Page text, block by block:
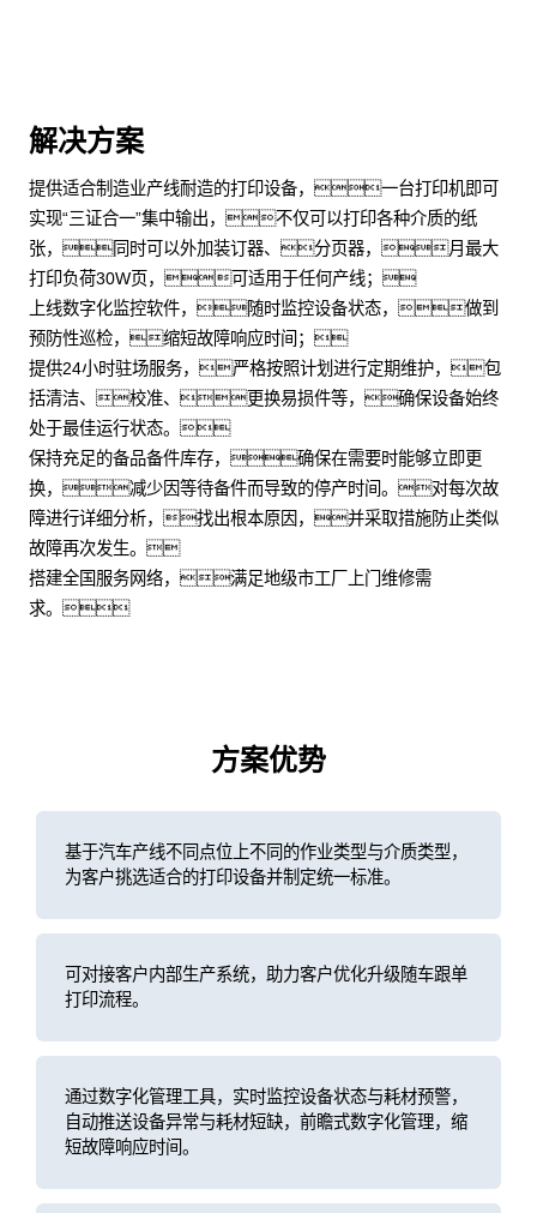
解决方案
提供适合制造业产线耐造的打印设备，一台打印机即可
实现“三证合一”集中输出，不仅可以打印各种介质的纸
张，同时可以外加装订器、分页器，月最大
打印负荷30W页，可适用于任何产线；
上线数字化监控软件，随时监控设备状态，做到
预防性巡检，缩短故障响应时间；
提供24小时驻场服务，严格按照计划进行定期维护，包
括清洁、校准、更换易损件等，确保设备始终
处于最佳运行状态。
保持充足的备品备件库存，确保在需要时能够立即更
换，减少因等待备件而导致的停产时间。对每次故
障进行详细分析，找出根本原因，并采取措施防止类似
故障再次发生。
搭建全国服务网络，满足地级市工厂上门维修需
求。
方案优势
基于汽车产线不同点位上不同的作业类型与介质类型，
为客户挑选适合的打印设备并制定统一标准。
可对接客户内部生产系统，助力客户优化升级随车跟单
打印流程。
通过数字化管理工具，实时监控设备状态与耗材预警，
自动推送设备异常与耗材短缺，前瞻式数字化管理，缩
短故障响应时间。